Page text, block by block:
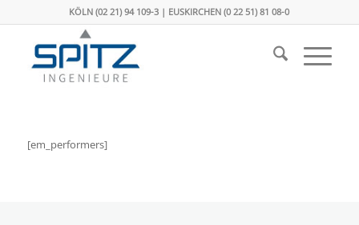
KÖLN (02 21) 94 109-3 | EUSKIRCHEN (0 22 51) 81 08-0
[em_performers]